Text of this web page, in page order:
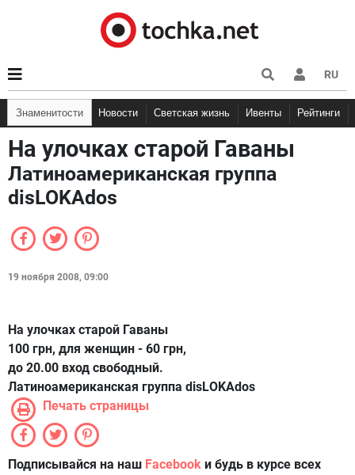
RU
Знаменитости Новости Светская жизнь Ивенты Рейтинги
На улочках старой Гаваны
Латиноамериканская группа
disLOKAdos
19 ноября 2008, 09:00
На улочках старой Гаваны
100 грн, для женщин - 60 грн,
до 20.00 вход свободный.
Латиноамериканская группа disLOKAdos
Печать страницы
Подписывайся на наш Facebook и будь в курсе всех